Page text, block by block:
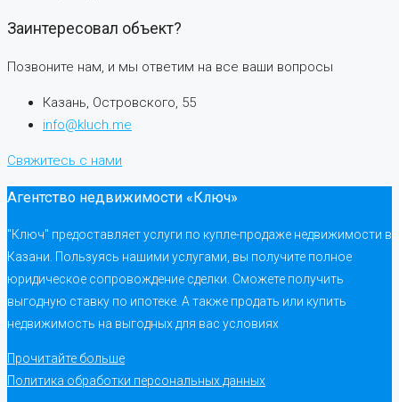
Заинтересовал объект?
Позвоните нам, и мы ответим на все ваши вопросы
Казань, Островского, 55
info@kluch.me
Свяжитесь с нами
Агентство недвижимости «Ключ»
"Ключ" предоставляет услуги по купле-продаже недвижимости в
Казани. Пользуясь нашими услугами, вы получите полное
юридическое сопровождение сделки. Сможете получить
выгодную ставку по ипотеке. А также продать или купить
недвижимость на выгодных для вас условиях
Прочитайте больше
Политика обработки персональных данных